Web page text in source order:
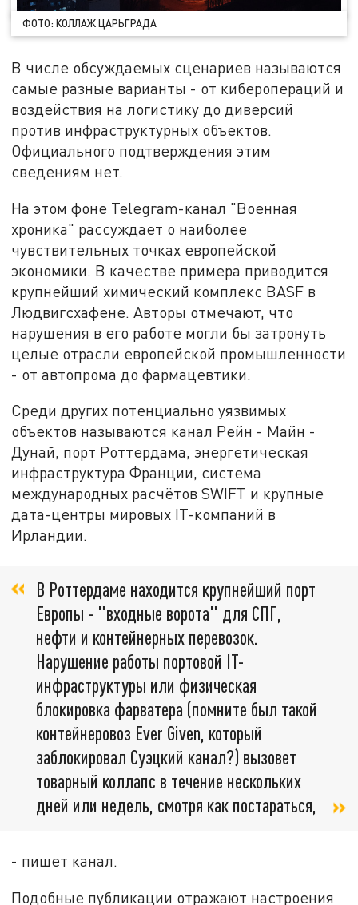
ФОТО: КОЛЛАЖ ЦАРЬГРАДА
В числе обсуждаемых сценариев называются
самые разные варианты - от киберопераций и
воздействия на логистику до диверсий
против инфраструктурных объектов.
Официального подтверждения этим
сведениям нет.
На этом фоне Telegram-канал "Военная
хроника" рассуждает о наиболее
чувствительных точках европейской
экономики. В качестве примера приводится
крупнейший химический комплекс BASF в
Людвигсхафене. Авторы отмечают, что
нарушения в его работе могли бы затронуть
целые отрасли европейской промышленности
- от автопрома до фармацевтики.
Среди других потенциально уязвимых
объектов называются канал Рейн - Майн -
Дунай, порт Роттердама, энергетическая
инфраструктура Франции, система
международных расчётов SWIFT и крупные
дата-центры мировых IT-компаний в
Ирландии.
В Роттердаме находится крупнейший порт
Европы - "входные ворота" для СПГ,
нефти и контейнерных перевозок.
Нарушение работы портовой IT-
инфраструктуры или физическая
блокировка фарватера (помните был такой
контейнеровоз Ever Given, который
заблокировал Суэцкий канал?) вызовет
товарный коллапс в течение нескольких
дней или недель, смотря как постараться,
- пишет канал.
Подобные публикации отражают настроения